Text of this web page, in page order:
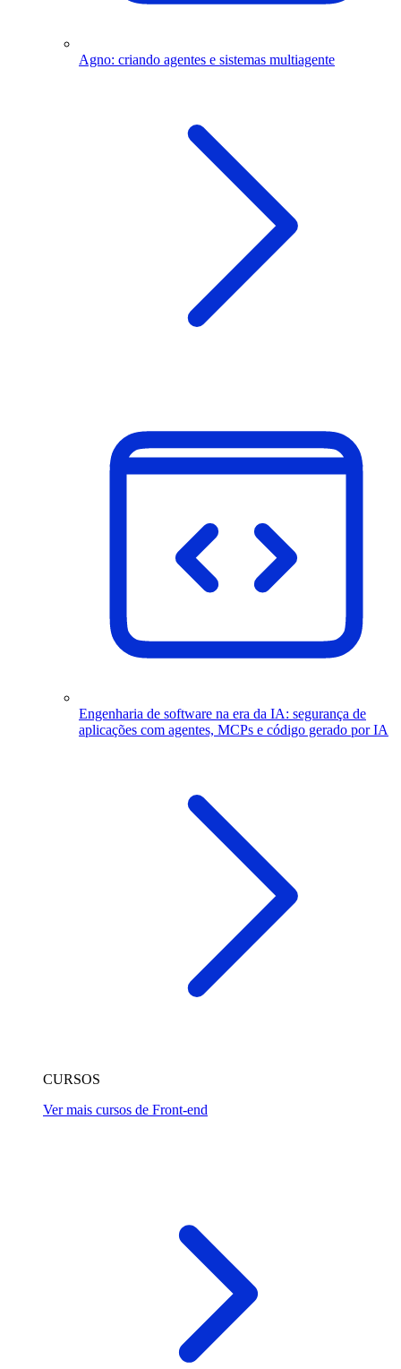
Agno: criando agentes e sistemas multiagente
Engenharia de software na era da IA: segurança de
aplicações com agentes, MCPs e código gerado por IA
CURSOS
Ver mais cursos de Front-end